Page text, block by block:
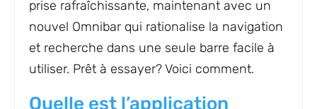
prise rafraîchissante, maintenant avec un
nouvel Omnibar qui rationalise la navigation
et recherche dans une seule barre facile à
utiliser. Prêt à essayer? Voici comment.
Quelle est l’application